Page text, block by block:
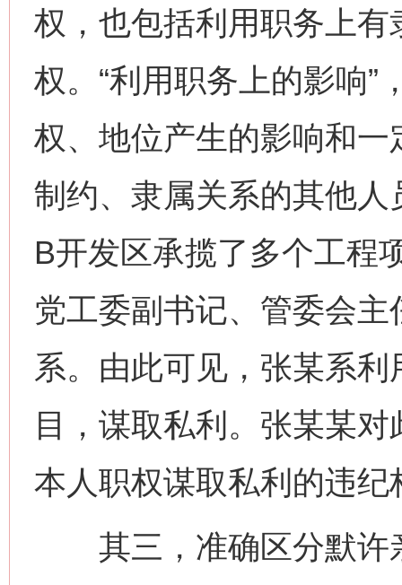
权，也包括利用职务上
权。“利用职务上的影响”
权、地位产生的影响和
制约、隶属关系的其他
B开发区承揽了多个工程
党工委副书记、管委会
系。由此可见，张某系
目，谋取私利。张某某
本人职权谋取私利的违纪
其三，准确区分默许